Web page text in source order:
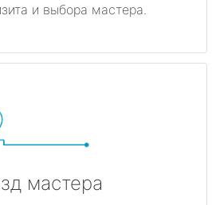
и выбора мастера.
мастера